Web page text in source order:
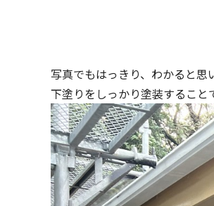
写真でもはっきり、わかると思
下塗りをしっかり塗装すること